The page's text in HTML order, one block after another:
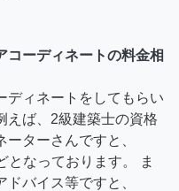
コーディネートの料金相
ディネートをしてもらい
えば、2級建築士の資格
ターさんですと、
となっております。 ま
バイス等ですと、